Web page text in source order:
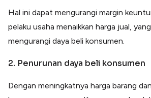
Hal ini dapat mengurangi margin
pelaku usaha menaikkan harga jual,
mengurangi daya beli konsumen.
2. Penurunan daya beli konsumen
Dengan meningkatnya harga barang